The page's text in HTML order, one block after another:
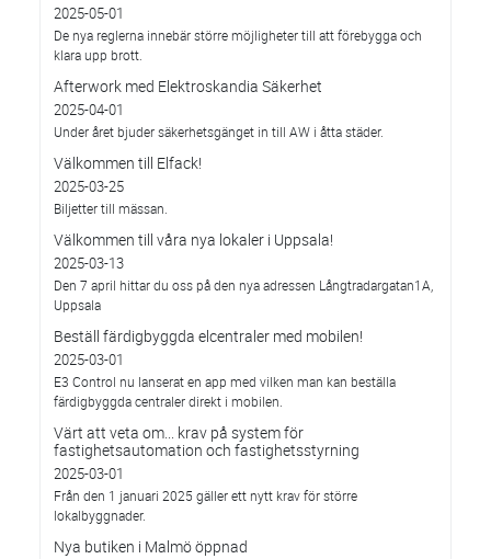
2025-05-01
De nya reglerna innebär större möjligheter till att förebygga och
klara upp brott.
Afterwork med Elektroskandia Säkerhet
2025-04-01
Under året bjuder säkerhetsgänget in till AW i åtta städer.
Välkommen till Elfack!
2025-03-25
Biljetter till mässan.
Välkommen till våra nya lokaler i Uppsala!
2025-03-13
Den 7 april hittar du oss på den nya adressen Långtradargatan1A,
Uppsala
Beställ färdigbyggda elcentraler med mobilen!
2025-03-01
E3 Control nu lanserat en app med vilken man kan beställa
färdigbyggda centraler direkt i mobilen.
Värt att veta om... krav på system för
fastighetsautomation och fastighetsstyrning
2025-03-01
Från den 1 januari 2025 gäller ett nytt krav för större
lokalbyggnader.
Nya butiken i Malmö öppnad